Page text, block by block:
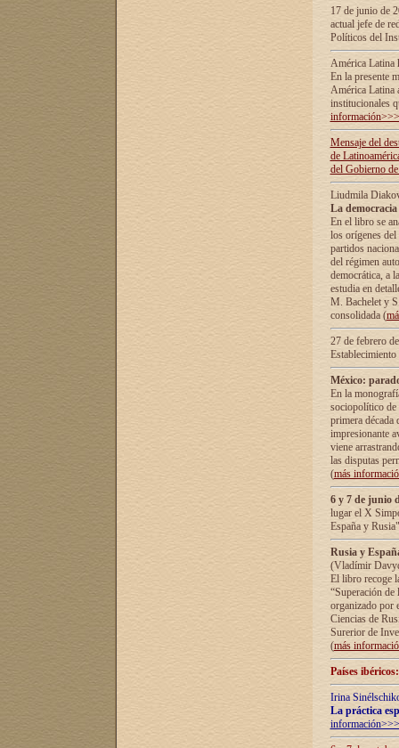
17 de junio de
actual jefe de
Políticos del
América Latina
En la presente
América Latina
institucionales
información>>>
Mensaje del
de
del Gobierno
Liudmila
La
En el libro se
los orígenes
partidos
del régimen
democrática, а
estudia en
М. Bachelet у
consolidada (
27 de febrero
México:
En la
sociopolítico de
primera década
impresionante
viene
las disputas
(más
6 y 7 de junio
lugar el X
España y
Rusia y
(Vladímir
El libro recoge
“Superación
organizado por
Ciencias de
Surerior de
(más
Países
Irina
La práctica
información>>>